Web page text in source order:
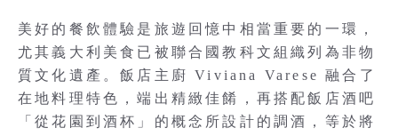
美好的餐飲體驗是旅遊回憶中相當重要的一環，
尤其義大利美食已被聯合國教科文組織列為非物
質文化遺產。飯店主廚 Viviana Varese 融合了
在地料理特色，端出精緻佳餚，再搭配飯店酒吧
「從花園到酒杯」的概念所設計的調酒，等於將